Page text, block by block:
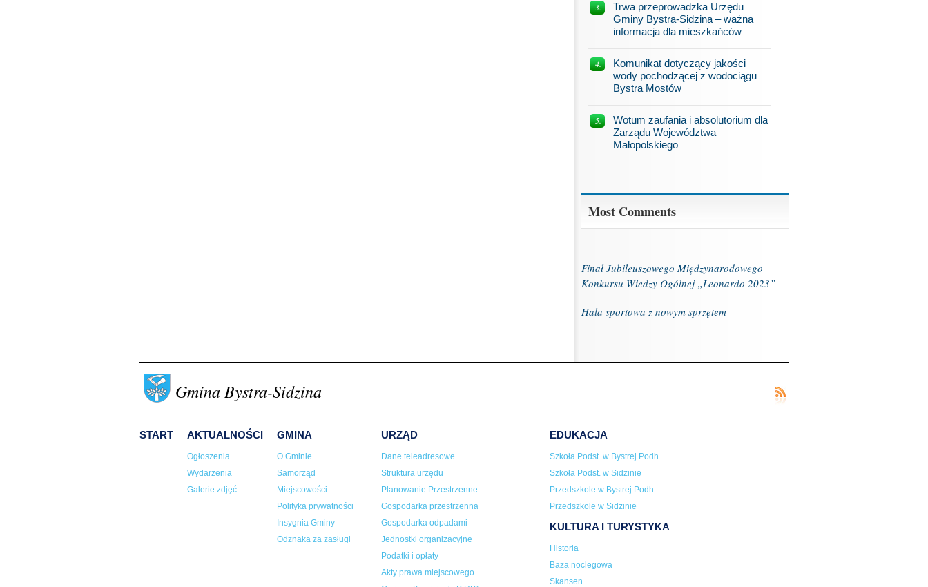
Trwa przeprowadzka Urzędu
Gminy Bystra-Sidzina – ważna
informacja dla mieszkańców
Komunikat dotyczący jakości
wody pochodzącej z wodociągu
Bystra Mostów
Wotum zaufania i absolutorium dla
Zarządu Województwa
Małopolskiego
Most Comments
Finał Jubileuszowego Międzynarodowego
Konkursu Wiedzy Ogólnej „Leonardo 2023”
Hala sportowa z nowym sprzętem
Gmina Bystra-Sidzina
START AKTUALNOŚCI
Ogłoszenia
Wydarzenia
Galerie zdjęć
GMINA
O Gminie
Samorząd
Miejscowości
Polityka prywatności
Insygnia Gminy
Odznaka za zasługi
URZĄD
Dane teleadresowe
Struktura urzędu
Planowanie Przestrzenne
Gospodarka przestrzenna
Gospodarka odpadami
Jednostki organizacyjne
Podatki i opłaty
Akty prawa miejscowego
EDUKACJA
Szkoła Podst. w Bystrej Podh.
Szkoła Podst. w Sidzinie
Przedszkole w Bystrej Podh.
Przedszkole w Sidzinie
KULTURA I TURYSTYKA
Historia
Baza noclegowa
Skansen